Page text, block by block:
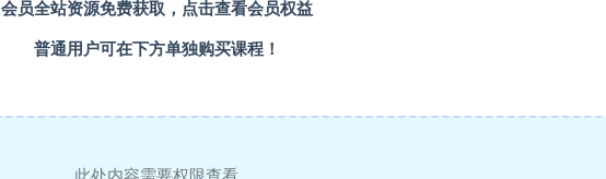
会员全站资源免费获取， 点击查看会员权益
普通用户可在下方单独购买课程！